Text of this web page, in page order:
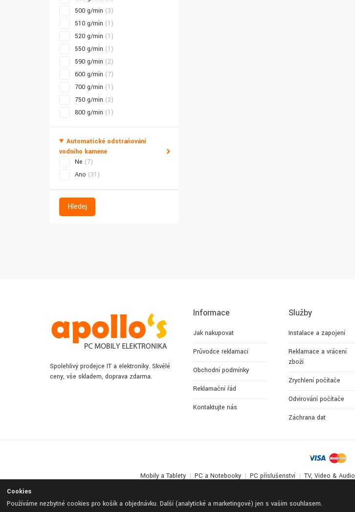
Cookies
Používáme nezbytné cookies pro košík a objednávku. Další (analytické a marketingové) jen s vaším souhlasem.
500 g/min (3)
510 g/min (1)
520 g/min (1)
550 g/min (1)
590 g/min (2)
600 g/min (7)
700 g/min (1)
750 g/min (2)
800 g/min (1)
Automatické odstraňování
vodního kamene
Ne (7)
Ano (31)
Hledej
Spolehlivý prodejce IT a elektroniky. Skvělé
ceny, vše skladem, doprava zdarma.
Informace
Jak nakupovat
Průvodce reklamací
Obchodní podmínky
Reklamační řád
Kontaktujte nás
Služby
Instalace a zapojení
Reklamace a vrácení
zboží
Zrychlení počítače
Odvirování počítače
Záchrana dat
Mobily a Tablety PC a Notebooky PC příslušenství TV, Video & Audio